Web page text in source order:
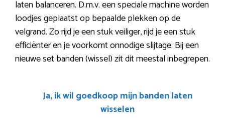
laten balanceren. D.m.v. een speciale machine worden
loodjes geplaatst op bepaalde plekken op de
velgrand. Zo rijd je een stuk veiliger, rijd je een stuk
efficiënter en je voorkomt onnodige slijtage. Bij een
nieuwe set banden (wissel) zit dit meestal inbegrepen.
Ja, ik wil goedkoop mijn banden laten
wisselen